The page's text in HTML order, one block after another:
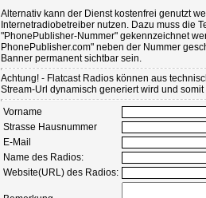
Alternativ kann der Dienst kostenfrei genutzt
Internetradiobetreiber nutzen. Dazu muss die
"PhonePublisher-Nummer" gekennzeichnet
PhonePublisher.com" neben der Nummer
Banner permanent sichtbar sein.
Achtung! - Flatcast Radios können aus
Stream-Url dynamisch generiert wird und
Vorname
Strasse Hausnummer
E-Mail
Name des Radios:
Website(URL) des Radios: